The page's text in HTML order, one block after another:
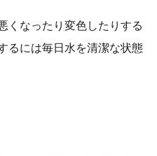
くなったり変色したりする
るには毎日水を清潔な状態